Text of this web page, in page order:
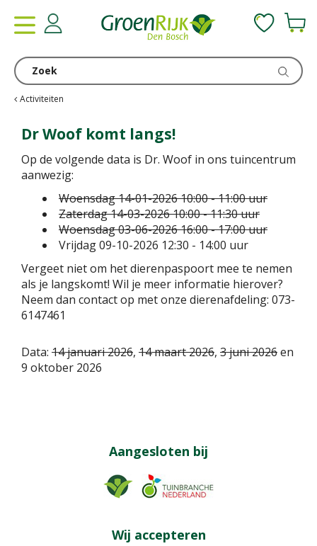
Activiteiten
Dr Woof komt langs!
Op de volgende data is Dr. Woof in ons tuincentrum
aanwezig:
Woensdag 14-01-2026 10:00 - 11:00 uur
Zaterdag 14-03-2026 10:00 - 11:30 uur
Woensdag 03-06-2026 16:00 - 17:00 uur
Vrijdag 09-10-2026 12:30 - 14:00 uur
Vergeet niet om het dierenpaspoort mee te nemen
als je langskomt! Wil je meer informatie hierover?
Neem dan contact op met onze dierenafdeling: 073-
6147461
Data: 14 januari 2026, 14 maart 2026, 3 juni 2026en
9 oktober 2026
Aangesloten bij
Wij accepteren